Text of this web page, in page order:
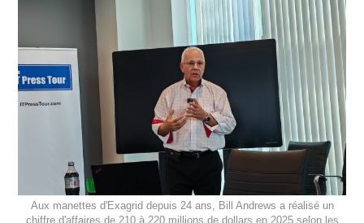
Aux manettes d'Exagrid depuis 24 ans, Bill Andrews a réalisé un
chiffre d'affaires de 210 à 220 millions de dollars en 2025 selon les